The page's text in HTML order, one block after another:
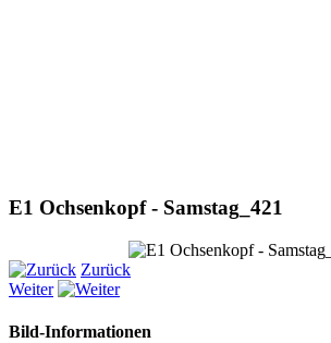
E1 Ochsenkopf - Samstag_421
Zurück
Weiter
Bild-Informationen